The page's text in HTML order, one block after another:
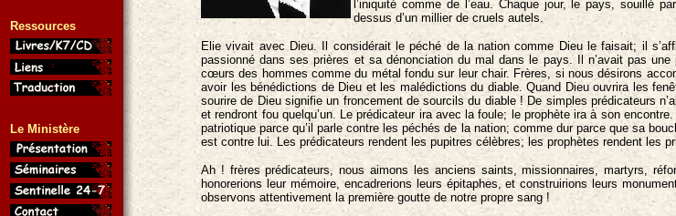
Ressources
Le Ministère
l’iniquité comme de l’eau. Chaque jour, le pays, souillé
dessus d’un millier de cruels autels.
Elie vivait avec Dieu. Il considérait le péché de la nation comme Dieu le faisait; il
passionné dans ses prières et sa dénonciation du mal dans le pays. Il n’avait pas
cœurs des hommes comme du métal fondu sur leur chair. Frères, si nous désirons
avoir les bénédictions de Dieu et les malédictions du diable. Quand Dieu ouvrira les
sourire de Dieu signifie un froncement de sourcils du diable ! De simples prédicateurs
et rendront fou quelqu’un. Le prédicateur ira avec la foule; le prophète ira à son
patriotique parce qu’il parle contre les péchés de la nation; comme dur parce que sa
est contre lui. Les prédicateurs rendent les pupitres célèbres; les prophètes rendent les
Ah ! frères prédicateurs, nous aimons les anciens saints, missionnaires, martyrs,
honorerions leur mémoire, encadrerions leurs épitaphes, et construirions leurs
observons attentivement la première goutte de notre propre sang !